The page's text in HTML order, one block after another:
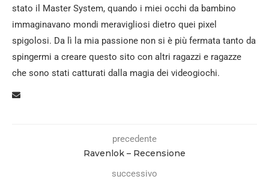
stato il Master System, quando i miei occhi da bambino
immaginavano mondi meravigliosi dietro quei pixel
spigolosi. Da lì la mia passione non si è più fermata tanto da
spingermi a creare questo sito con altri ragazzi e ragazze
che sono stati catturati dalla magia dei videogiochi.
precedente
Ravenlok – Recensione
successivo